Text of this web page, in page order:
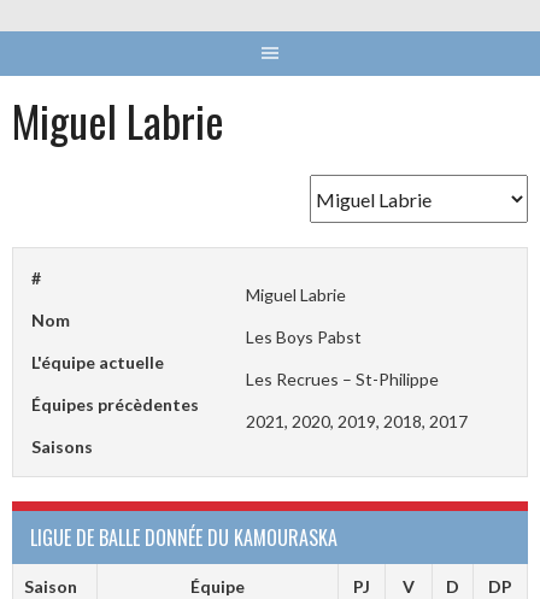
Miguel Labrie
#
Nom
Miguel Labrie
L'équipe actuelle
Les Boys Pabst
Équipes précèdentes
Les Recrues – St-Philippe
Saisons
2021, 2020, 2019, 2018, 2017
LIGUE DE BALLE DONNÉE DU KAMOURASKA
Saison Équipe PJ V D DP